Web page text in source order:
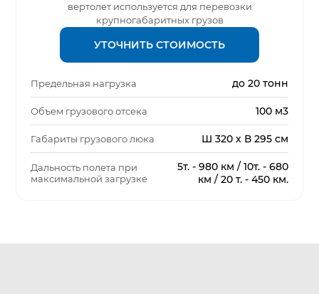
вертолет используется для перевозки
крупногабаритных грузов
УТОЧНИТЬ СТОИМОСТЬ
Предельная нагрузка до 20 тонн
Объем грузового отсека 100 м3
Габариты грузового люка Ш 320 х В 295 см
Дальность полета при
максимальной загрузке
5т. - 980 км / 10т. - 680
км / 20 т. - 450 км.